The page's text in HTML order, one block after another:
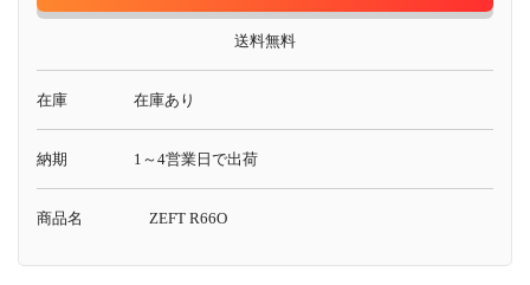
送料無料
在庫 在庫あり
納期 1～4営業日で出荷
商品名 ZEFT R66O